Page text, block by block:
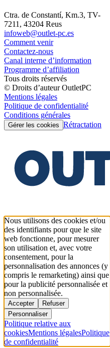
Ctra. de Constantí, Km.3, TV-
7211, 43204 Reus
infoweb@outlet-pc.es
Comment venir
Contactez-nous
Canal interne d’information
Programme d’affiliation
Tous droits réservés
© Droits d’auteur OutletPC
Mentions légales
Politique de confidentialité
Conditions générales
Gérer les cookies Rétractation
Nous utilisons des cookies et/ou
des identifiants pour que le site
web fonctionne, pour mesurer
son utilisation et, avec votre
consentement, pour la
personnalisation des annonces (y
compris le remarketing) ainsi que
pour la publicité personnalisée et
non personnalisée.
Accepter
Refuser
Personnaliser
Politique relative aux
cookiesMentions légalesPolitique
de confidentialité